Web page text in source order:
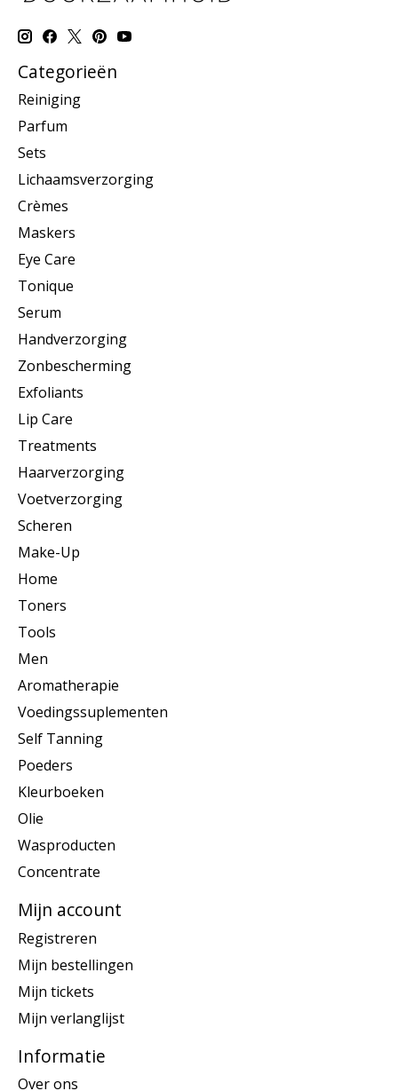
Categorieën
Reiniging
Parfum
Sets
Lichaamsverzorging
Crèmes
Maskers
Eye Care
Tonique
Serum
Handverzorging
Zonbescherming
Exfoliants
Lip Care
Treatments
Haarverzorging
Voetverzorging
Scheren
Make-Up
Home
Toners
Tools
Men
Aromatherapie
Voedingssuplementen
Self Tanning
Poeders
Kleurboeken
Olie
Wasproducten
Concentrate
Mijn account
Registreren
Mijn bestellingen
Mijn tickets
Mijn verlanglijst
Informatie
Over ons